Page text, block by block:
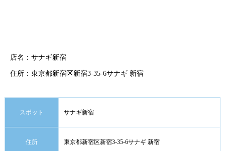
店名：サナギ新宿
住所：東京都新宿区新宿3-35-6サナギ 新宿
スポット サナギ新宿
住所 東京都新宿区新宿3-35-6サナギ 新宿